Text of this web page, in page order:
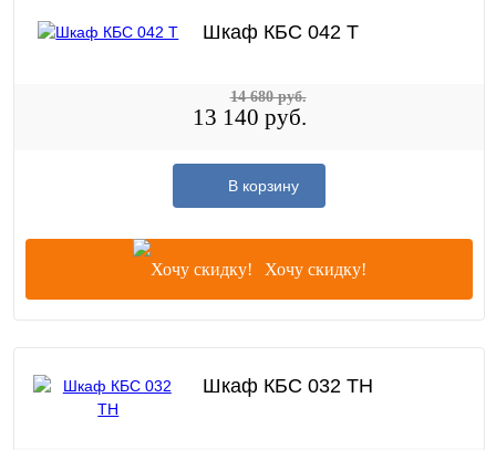
Шкаф КБС 042 Т
13 140 руб.
14 680 руб.
В корзину
Хочу скидку!
Шкаф КБС 032 ТН